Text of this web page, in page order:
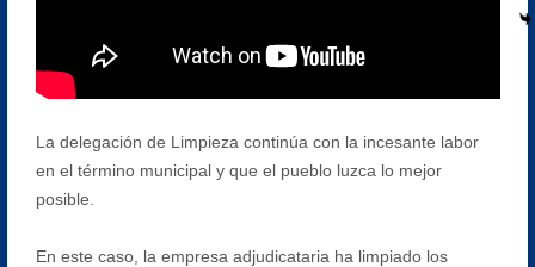
La delegación de Limpieza continúa con la incesante labor
en el término municipal y que el pueblo luzca lo mejor
posible.
En este caso, la empresa adjudicataria ha limpiado los